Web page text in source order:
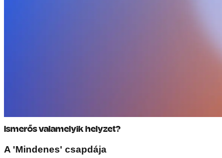
Ismerős valamelyik helyzet?
A 'Mindenes' csapdája